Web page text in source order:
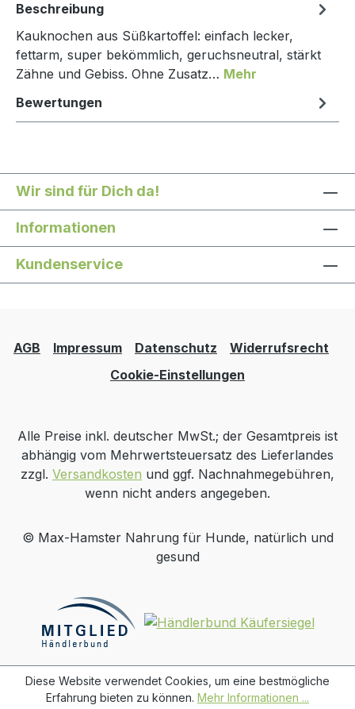
Beschreibung
Kauknochen aus Süßkartoffel: einfach lecker,
fettarm, super bekömmlich, geruchsneutral, stärkt
Zähne und Gebiss. Ohne Zusatz… Mehr
Bewertungen
Wir sind für Dich da!
Informationen
Kundenservice
AGB Impressum Datenschutz
Widerrufsrecht
Cookie-Einstellungen
Alle Preise inkl. deutscher MwSt.; der Gesamtpreis ist
abhängig vom Mehrwertsteuersatz des Lieferlandes
zzgl. Versandkosten und ggf. Nachnahmegebühren,
wenn nicht anders angegeben.
© Max-Hamster Nahrung für Hunde, natürlich und
gesund
Diese Website verwendet Cookies, um eine bestmögliche
Erfahrung bieten zu können. Mehr Informationen ...